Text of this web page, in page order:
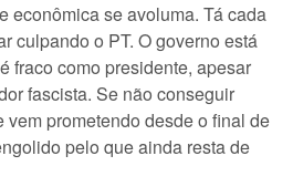
econômica se avoluma. Tá cada
culpando o PT. O governo está
fraco como presidente, apesar
fascista. Se não conseguir
prometendo desde o final de
pelo que ainda resta de